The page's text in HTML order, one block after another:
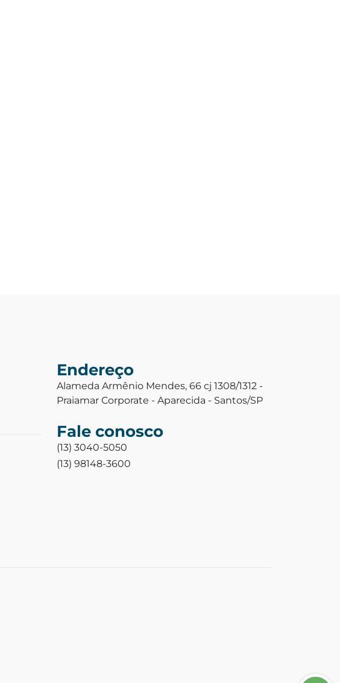
Endereço
Alameda Armênio Mendes, 66 cj 1308/1312 -
Praiamar Corporate - Aparecida - Santos/SP
Fale conosco
(13) 3040-5050
(13) 98148-3600